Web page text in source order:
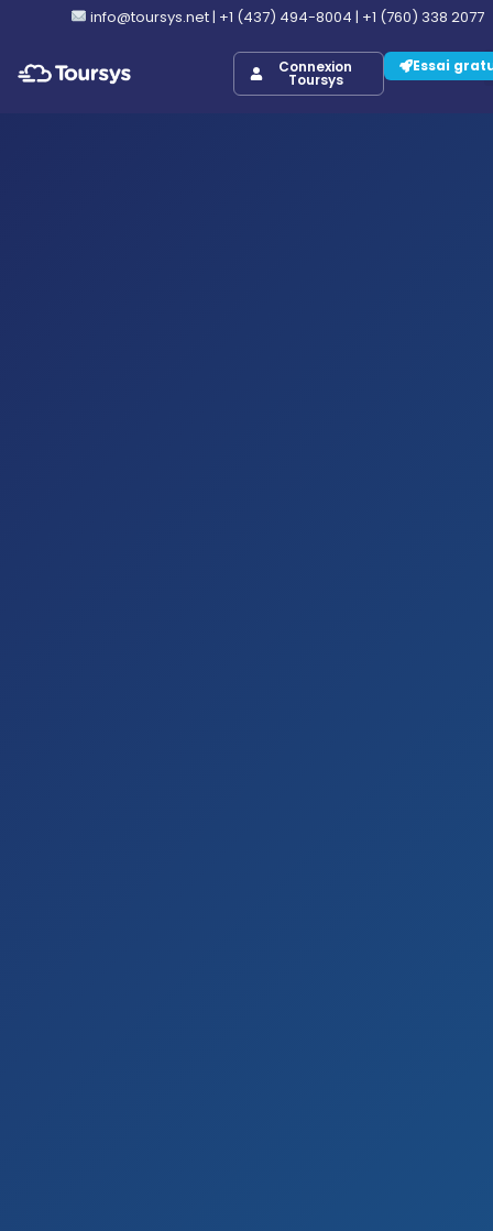
info@toursys.net| +1 (437) 494-8004 | +1 (760) 338 2077
Connexion
Toursys
Essai